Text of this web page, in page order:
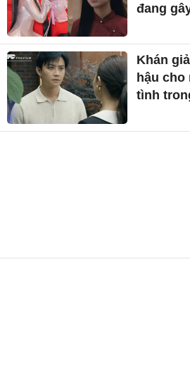
đang
Khán
hậu
tình